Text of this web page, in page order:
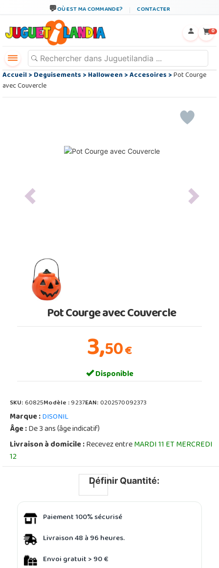
OÙ EST MA COMMANDE? CONTACTER
0
Accueil>Deguisements>Halloween>Accesoires>Pot Courge
avec Couvercle
Previous Next
Pot Courge avec Couvercle
3,50€
Disponible
SKU:60825Modèle :9237EAN:0202570092373
Marque :DISONIL
Âge :De 3 ans (âge indicatif)
Livraison à domicile :Recevez entreMARDI 11 ET MERCREDI
12
Définir Quantité:
Paiement 100% sécurisé
Livraison 48 à 96 heures.
Envoi gratuit > 90 €